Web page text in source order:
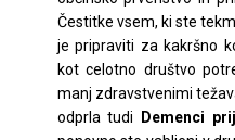
Čestitke vsem, ki ste
je pripraviti za kakršno
kot celotno društvo
manj zdravstvenimi
odprla tudi
Demenci